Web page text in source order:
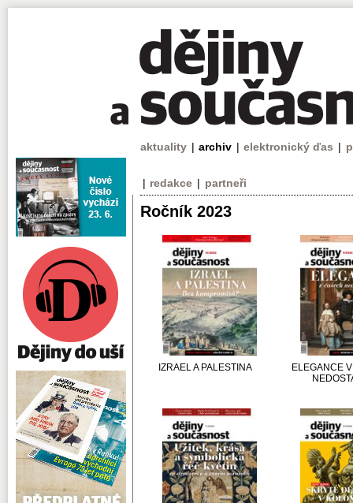
aktuality | archiv | elektronický ďas |
| redakce | partneři
Ročník 2023
IZRAEL A PALESTINA
ELEGANCE